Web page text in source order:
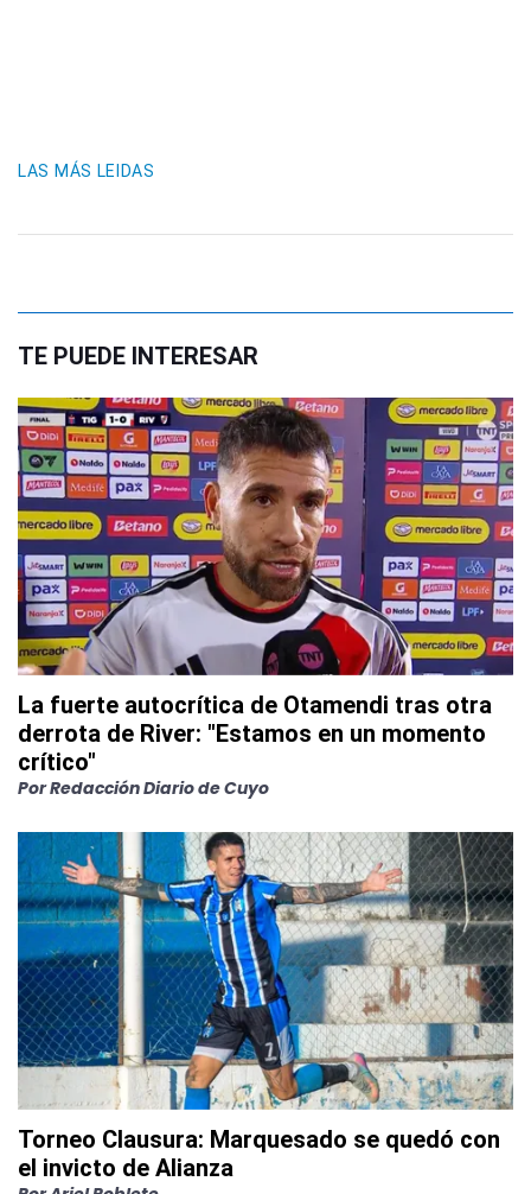
LAS MÁS LEIDAS
TE PUEDE INTERESAR
La fuerte autocrítica de Otamendi tras otra
derrota de River: "Estamos en un momento
crítico"
PorRedacción Diario de Cuyo
Torneo Clausura: Marquesado se quedó con
el invicto de Alianza